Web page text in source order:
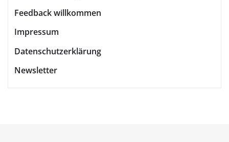
Feedback willkommen
Impressum
Datenschutzerklärung
Newsletter